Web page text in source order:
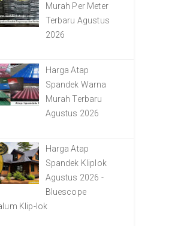
Murah Per Meter
Terbaru Agustus
2026
Harga Atap
Spandek Warna
Murah Terbaru
Agustus 2026
Harga Atap
Spandek Kliplok
Agustus 2026 -
Bluescope
Klip-lok